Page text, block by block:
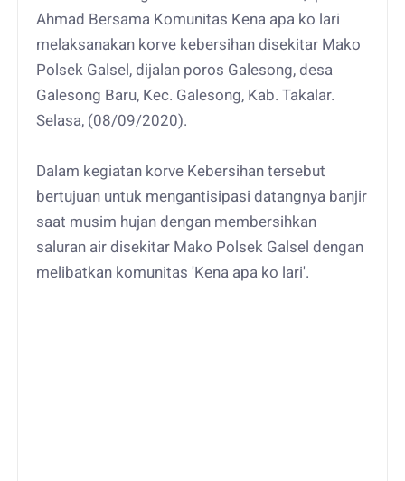
Ahmad Bersama Komunitas Kena apa ko lari
melaksanakan korve kebersihan disekitar Mako
Polsek Galsel, dijalan poros Galesong, desa
Galesong Baru, Kec. Galesong, Kab. Takalar.
Selasa, (08/09/2020).
Dalam kegiatan korve Kebersihan tersebut
bertujuan untuk mengantisipasi datangnya banjir
saat musim hujan dengan membersihkan
saluran air disekitar Mako Polsek Galsel dengan
melibatkan komunitas 'Kena apa ko lari'.